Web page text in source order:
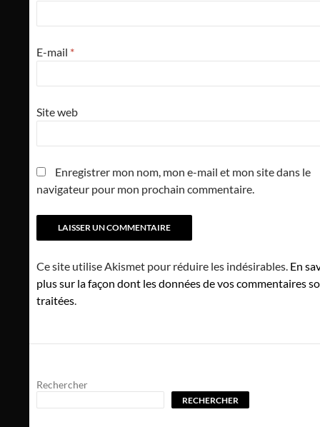
E-mail *
Site web
Enregistrer mon nom, mon e-mail et mon site dans le
navigateur pour mon prochain commentaire.
Ce site utilise Akismet pour réduire les indésirables. En
plus sur la façon dont les données de vos commentaires
traitées.
Rechercher
RECHERCHER